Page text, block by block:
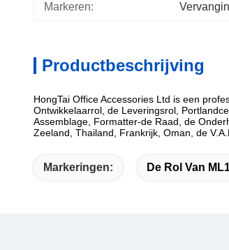
Markeren:
Productbeschrijving
HongTai Office Accessories Ltd is een
Ontwikkelaarrol, de Leveringsrol,
Assemblage, Formatter-de Raad, de
Zeeland, Thailand, Frankrijk, Oman, de
Markeringen: De Rol Van